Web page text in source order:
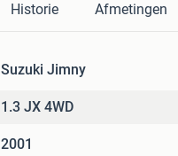
Historie Afmetingen
Suzuki Jimny
1.3 JX 4WD
2001